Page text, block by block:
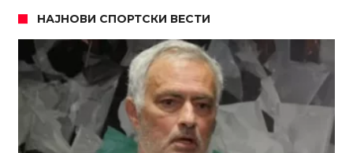
НАЈНОВИ СПОРТСКИ ВЕСТИ